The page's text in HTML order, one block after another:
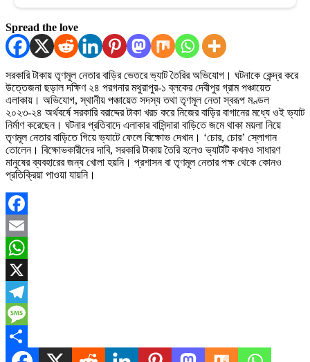
Spread the love
সরকারি টাকায় তৃণমূল নেতার বাড়ির ভেতরে ভ্যাট তৈরির অভিযোগ। ঘটনাকে কেন্দ্র করে
উত্তেজনা ছড়াল দক্ষিণ ২৪ পরগনার মথুরাপুর-১ ব্লকের দেবীপুর গ্রাম পঞ্চায়েত
এলাকায়। অভিযোগ, স্থানীয় পঞ্চায়েত সদস্য তথা তৃণমূল নেতা স্বরূপ মণ্ডল
২০২৩-২৪ অর্থবর্ষে সরকারি বরাদ্দের টাকা খরচ করে নিজের বাড়ির বাগানের মধ্যে ওই ভ্যাট
নির্মাণ করেছেন। ঘটনার প্রতিবাদে এলাকার বাসিন্দারা বাড়িতে জমে থাকা ময়লা নিয়ে
তৃণমূল নেতার বাড়িতে গিয়ে ভ্যাটে ফেলে বিক্ষোভ দেখান। ‘চোর, চোর’ স্লোগান
তোলেন। বিক্ষোভকারীদের দাবি, সরকারি টাকায় তৈরি হলেও ভ্যাটটি কখনও সাধারণ
মানুষের ব্যবহারের জন্য খোলা হয়নি। প্রশাসন বা তৃণমূল নেতার পক্ষ থেকে কোনও
প্রতিক্রিয়া পাওয়া যায়নি।
Facebook
Email
WhatsApp
X
Telegram
Message
Share